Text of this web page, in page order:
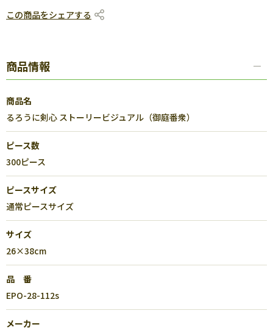
この商品をシェアする
商品情報
商品名
るろうに剣心 ストーリービジュアル（御庭番衆）
ピース数
300ピース
ピースサイズ
通常ピースサイズ
サイズ
26×38cm
品 番
EPO-28-112s
メーカー